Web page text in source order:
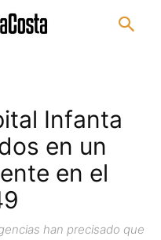
Infanta
en un
en el
han precisado que